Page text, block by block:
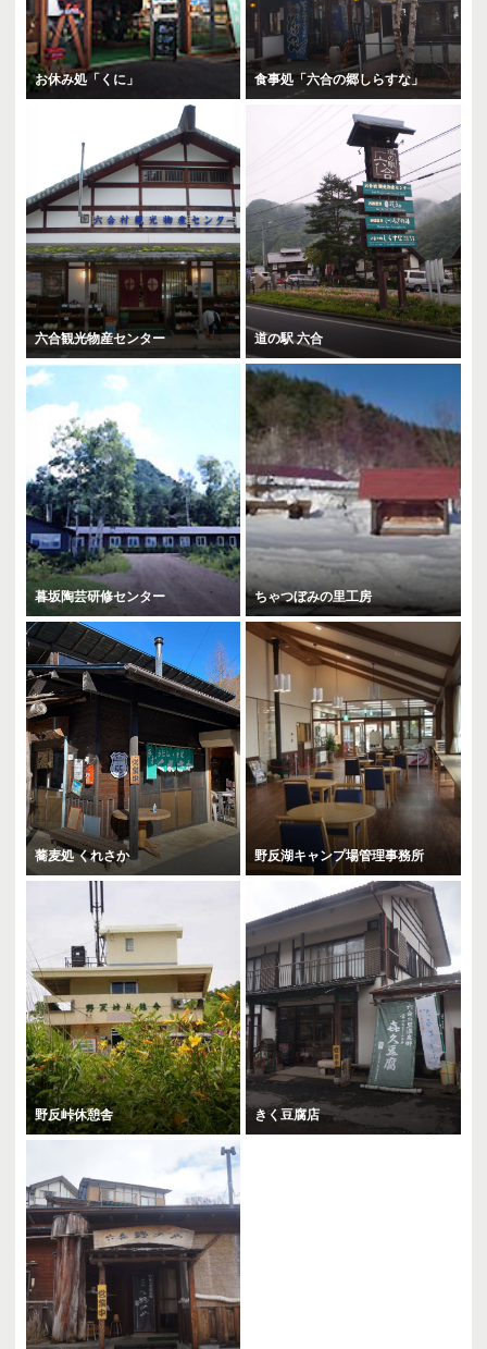
お休み処「くに」 食事処「六合の郷しらすな」
六合観光物産センター 道の駅 六合
暮坂陶芸研修センター ちゃつぼみの里工房
蕎麦処 くれさか 野反湖キャンプ場管理事務所
野反峠休憩舎 きく豆腐店